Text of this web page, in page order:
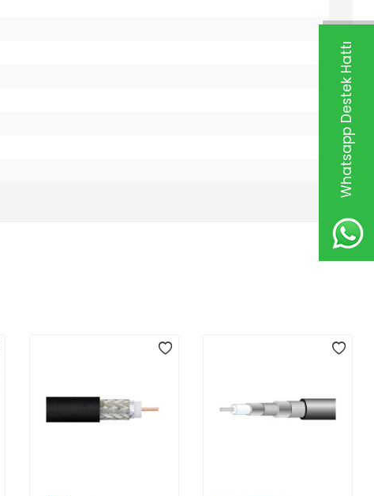
Whatsapp Destek Hattı